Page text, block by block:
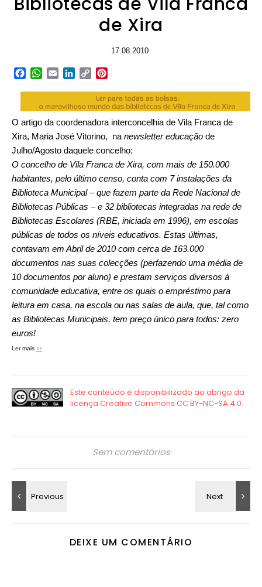
de Xira
17.08.2010
Facebook
WhatsApp
EmailLinkedIn
Copy
O artigo da coordenadora interconcelhia de Vila Franca de
Xira, Maria José Vitorino, na newsletter educação de
Julho/Agosto daquele concelho:
O concelho de Vila Franca de Xira, com mais de 150.000
habitantes, pelo último censo, conta com 7 instalações da
Biblioteca Municipal – que fazem parte da Rede Nacional de
Bibliotecas Públicas – e 32 bibliotecas integradas na rede de
Bibliotecas Escolares (RBE, iniciada em 1996), em escolas
públicas de todos os níveis educativos. Estas últimas,
contavam em Abril de 2010 com cerca de 163.000
documentos nas suas colecções (perfazendo uma média de
10 documentos por aluno) e prestam serviços diversos à
comunidade educativa, entre os quais o empréstimo para
leitura em casa, na escola ou nas salas de aula, que, tal como
as Bibliotecas Municipais, tem preço único para todos: zero
euros!
Ler mais >>
Sem comentários
DEIXE UM COMENTÁRIO